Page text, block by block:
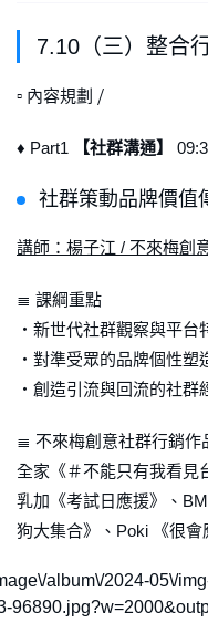
7.10（三）整
▫ 內容規劃 ⧸
♦ Part1 【社群溝通】
社群策動品牌價值
講師：楊子江 / 不來梅創
≣ 課綱重點
・新世代社群觀察與平台
・對準受眾的品牌個性塑
・創造引流與回流的社群
≣ 不來梅創意社群行銷作
全家《＃不能只有我看見
乳加《考試日應援》、
狗大集合》、Poki 《很